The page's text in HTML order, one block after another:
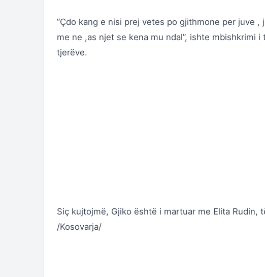
”Çdo kang e nisi prej vetes po gjithmone per juve
me ne ,as njet se kena mu ndal”, ishte mbishkrimi
tjerëve.
Siç kujtojmë, Gjiko është i martuar me Elita
/Kosovarja/